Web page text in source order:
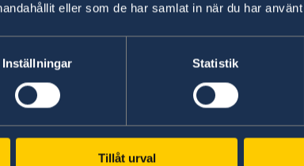
eller som de har samlat in när du har
Inställningar Statistik
Tillåt urval
: +46-(0)8-450 99 80
till Kuwaits ambassad i Stockholm
av alkohol och fläskprodukter samt
preparat, är förbjuden. Detta gäller
utskrivna av läkare.